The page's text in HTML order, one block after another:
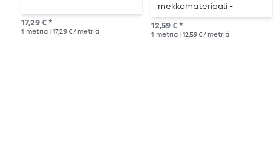
17,29 € *
1 metriä | 17,29 € / metriä
mekkomateriaali -
harmaa
12,59 € *
1 metriä | 12,59 € / metriä